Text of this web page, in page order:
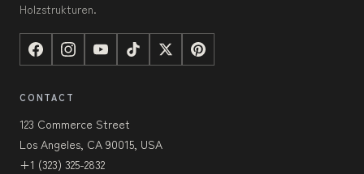
Holzstrukturen.
CONTACT
123 Commerce Street
Los Angeles, CA 90015, USA
+1 (323) 325-2832